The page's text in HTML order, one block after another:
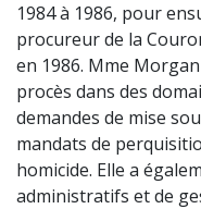
1984 à 1986, pour
procureur de la
en 1986. Mme
procès dans des
demandes de mise
mandats de
homicide. Elle a
administratifs et de